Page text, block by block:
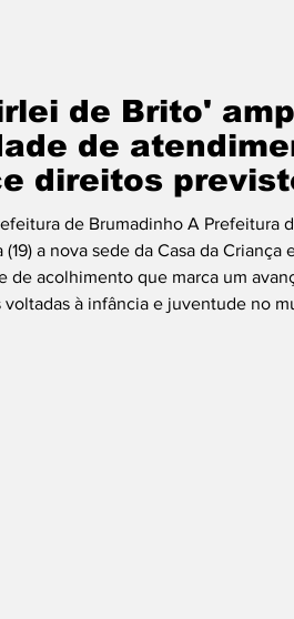
de Brito'
de
direitos
de Brumadinho A Prefeitura
a nova sede da Casa da Criança
de acolhimento que marca um
voltadas à infância e juventude no